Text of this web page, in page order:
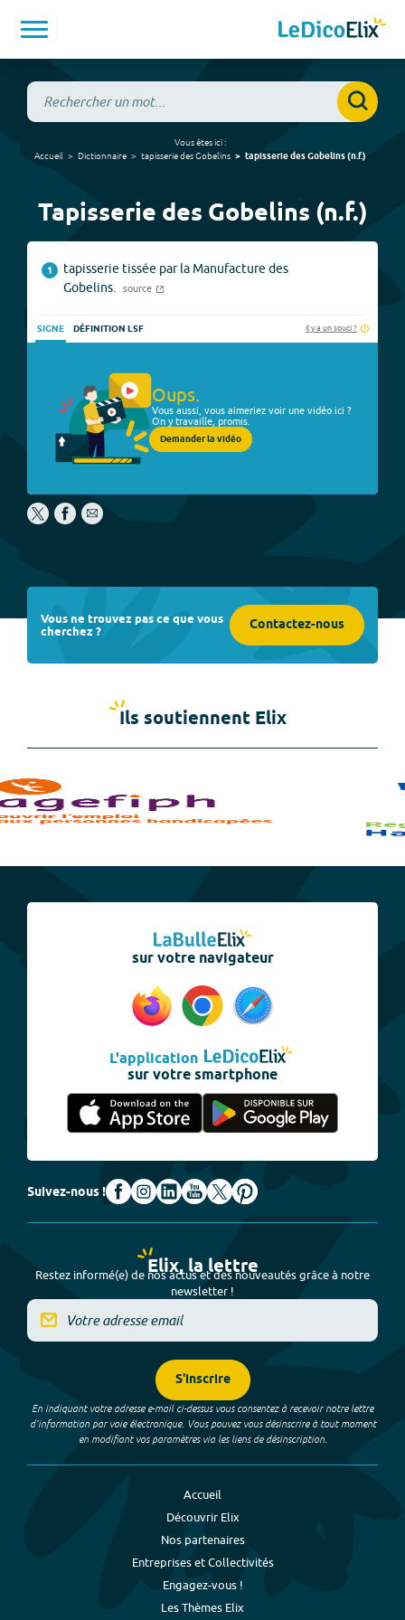
Vous êtes ici :
Accueil
Dictionnaire tapisserie des Gobelins tapisserie des Gobelins(n.f.)
Tapisserie des Gobelins (n.f.)
1
tapisserie tissée par la Manufacture des
Gobelins.
source
SIGNE DÉFINITION LSF Il y a un souci ?
Oups.
Vous aussi, vous aimeriez voir une vidéo ici ?
On y travaille, promis.
Demander la vidéo
Vous ne trouvez pas ce que vous
cherchez ? Contactez-nous
Ils soutiennent Elix
sur votre navigateur
L'application
sur votre smartphone
Suivez-nous !
Elix, la lettre
Restez informé(e) de nos actus et des nouveautés grâce à notre
newsletter !
S'inscrire
En indiquant votre adresse e-mail ci-dessus vous consentez à recevoir notre lettre
d’information par voie électronique. Vous pouvez vous désinscrire à tout moment
en modifiant vos paramètres via les liens de désinscription.
Accueil
Découvrir Elix
Nos partenaires
Entreprises et Collectivités
Engagez-vous !
Les Thèmes Elix